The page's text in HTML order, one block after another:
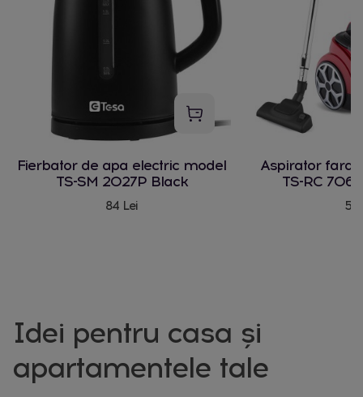
Fierbator de apa electric model
TS-SM 2027P Black
84 Lei
Aspirator fara
TS-RC 706
Idei pentru casa și
apartamentele tale